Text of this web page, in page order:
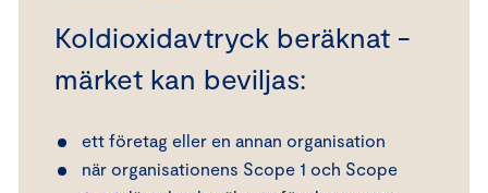
Koldioxidavtryck beräknat -
märket kan beviljas:
ett företag eller en annan organisation
när organisationens Scope 1 och Scope